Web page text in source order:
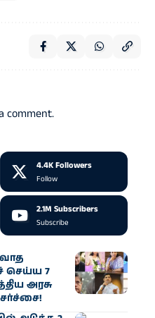
comment.
4.4K Followers
Follow
2.1M Subscribers
Subscribe
செய்ய 7
அரசு
சர்ச்சை!